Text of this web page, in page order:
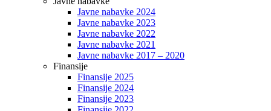
Javne nabavke 2024
Javne nabavke 2023
Javne nabavke 2022
Javne nabavke 2021
Javne nabavke 2017 – 2020
Finansije
Finansije 2025
Finansije 2024
Finansije 2023